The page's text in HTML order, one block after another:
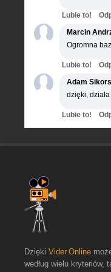
Lubie to!
Marcin
Ogromna
Lubie to!
Adam
dzięki,
Lubie to!
Dzięki Vider.Online
według wielu kryteriów,